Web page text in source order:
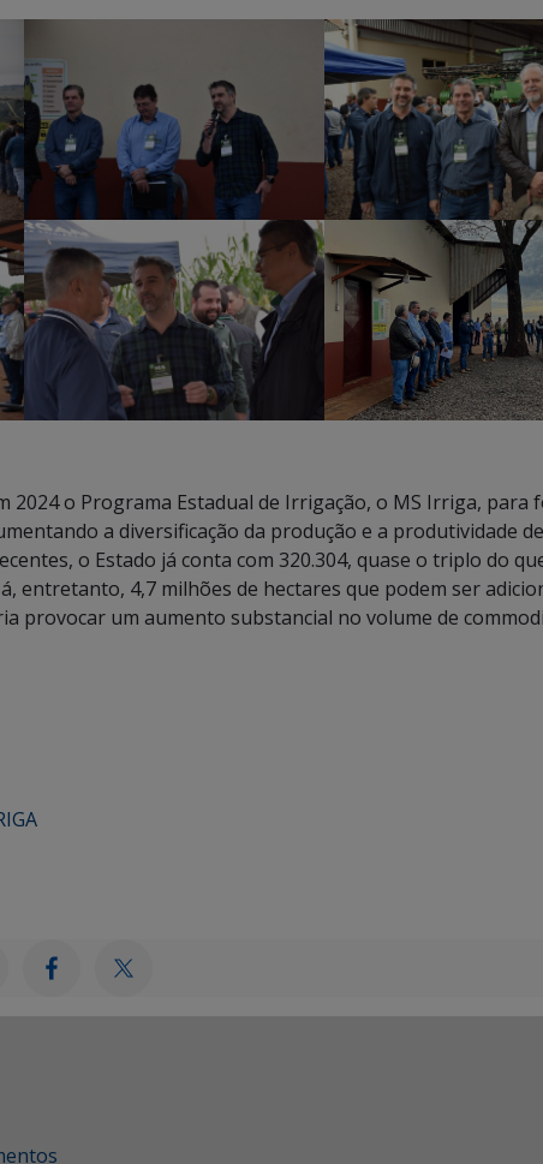
2024 o Programa Estadual de Irrigação, o MS Irriga, para
a diversificação da produção e a produtividade
o Estado já conta com 320.304, quase o triplo do
entretanto, 4,7 milhões de hectares que podem ser
provocar um aumento substancial no volume de